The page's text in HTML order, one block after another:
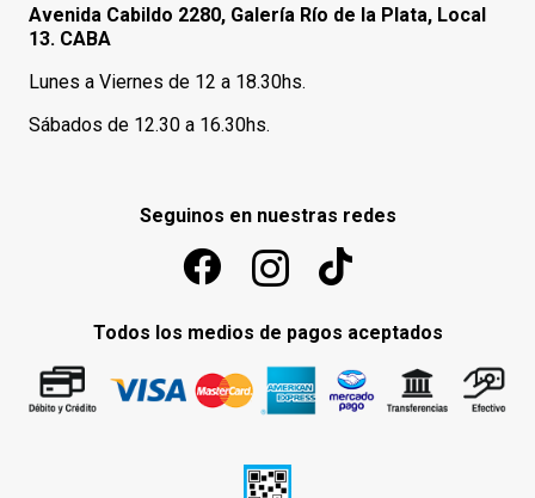
Avenida Cabildo 2280, Galería Río de la Plata, Local
13. CABA
Lunes a Viernes de 12 a 18.30hs.
Sábados de 12.30 a 16.30hs.
Seguinos en nuestras redes
Todos los medios de pagos aceptados